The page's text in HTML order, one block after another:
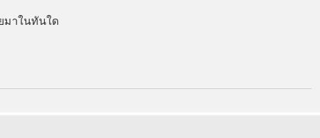
มาในทันใด